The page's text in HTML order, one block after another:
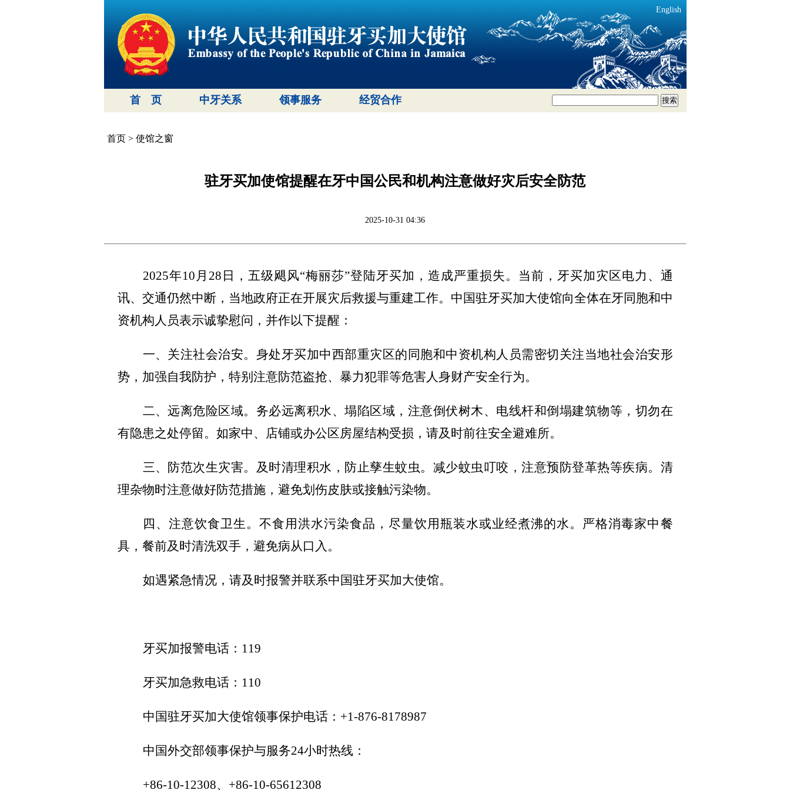
English
首 页 中牙关系 领事服务 经贸合作 搜索
首页> 使馆之窗
驻牙买加使馆提醒在牙中国公民和机构注意做好灾后安全防范
2025-10-31 04:36
2025年10月28日，五级飓风“梅丽莎”登陆牙买加，造成严重损失。当前，牙买加灾区电力、通
讯、交通仍然中断，当地政府正在开展灾后救援与重建工作。中国驻牙买加大使馆向全体在牙同胞和中
资机构人员表示诚挚慰问，并作以下提醒：
一、 关注社会治安。身处牙买加中西部重灾区的同胞和中资机构人员需密切关注当地社会治安形
势，加强自我防护，特别注意防范盗抢、暴力犯罪等危害人身财产安全行为。
二、远离危险区域。务必远离积水、塌陷区域，注意倒伏树木、电线杆和倒塌建筑物等，切勿在
有隐患之处停留。如家中、店铺或办公区房屋结构受损，请及时前往安全避难所。
三、 防范次生灾害。及时清理积水，防止孳生蚊虫。减少蚊虫叮咬，注意预防登革热等疾病。清
理杂物时注意做好防范措施，避免划伤皮肤或接触污染物。
四、 注意饮食卫生。不食用洪水污染食品，尽量饮用瓶装水或业经煮沸的水。严格消毒家中餐
具，餐前及时清洗双手，避免病从口入。
如遇紧急情况，请及时报警并联系中国驻牙买加大使馆。
牙买加报警电话： 119
牙买加急救电话： 110
中国驻牙买加大使馆领事保护电话： +1-876-8178987
中国外交部领事保护与服务24小时热线：
+86-10-12308、+86-10-65612308